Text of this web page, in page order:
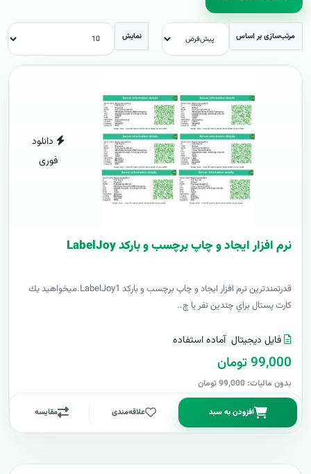
مرتب‌سازی بر اساس نمایش
دانلود
فوری
نرم افزار ایجاد و چاپ برچسب و بارکد LabelJoy
قدرتمندترين نرم افزار ایجاد و چاپ برچسب و بارکد LabelJoy1.ميخواهيد يك
كارت پستال براي چندين نفر يا چ..
فایل دیجیتال آماده استفاده
99,000 تومان
بدون مالیات: 99,000 تومان
افزودن به سبد علاقه‌مندی مقایسه